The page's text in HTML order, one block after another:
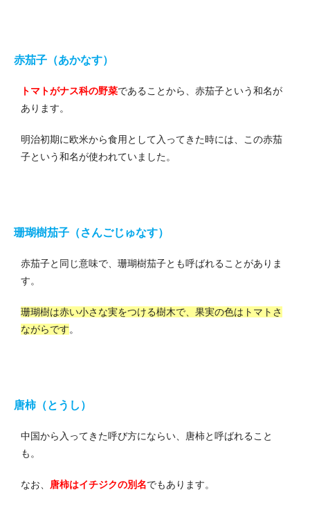
赤茄子（あかなす）
トマトがナス科の野菜であることから、赤茄子という和名が
あります。
明治初期に欧米から食用として入ってきた時には、この赤茄
子という和名が使われていました。
珊瑚樹茄子（さんごじゅなす）
赤茄子と同じ意味で、珊瑚樹茄子とも呼ばれることがありま
す。
珊瑚樹は赤い小さな実をつける樹木で、果実の色はトマトさ
ながらです。
唐柿（とうし）
中国から入ってきた呼び方にならい、唐柿と呼ばれること
も。
なお、 唐柿はイチジクの別名でもあります。